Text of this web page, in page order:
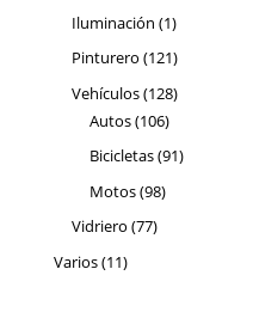
productos
Iluminación 11
producto
Pinturero 121121
productos
Vehículos 128128
Autos 106106
productos
Bicicletas 9191
Motos 9898
Vidriero 7777
Varios 1111